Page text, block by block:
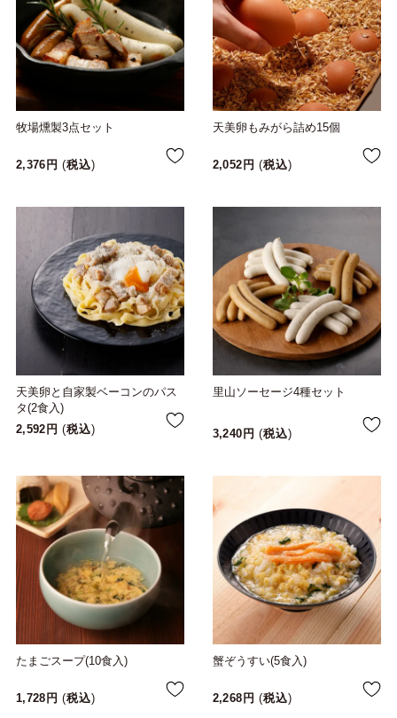
牧場燻製3点セット
2,376 税込
天美卵もみがら詰め15個
2,052 税込
天美卵と自家製ベーコンのパス
タ(2食入)
2,592
税込
里山ソーセージ4種セット
3,240 税込
たまごスープ(10食入)
1,728 税込
蟹ぞうすい(5食入)
2,268 税込